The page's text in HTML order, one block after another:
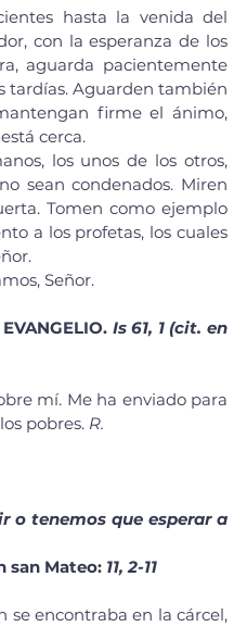
con la esperanza de los
aguarda pacientemente
tardías. Aguarden también
firme el ánimo,
cerca.
sean condenados. Miren
Tomen como ejemplo
a los profetas, los cuales
Señor.
Is 61, 1 (cit. en
mí. Me ha enviado para
pobres. R.
o tenemos que esperar a
san Mateo: 11, 2-11